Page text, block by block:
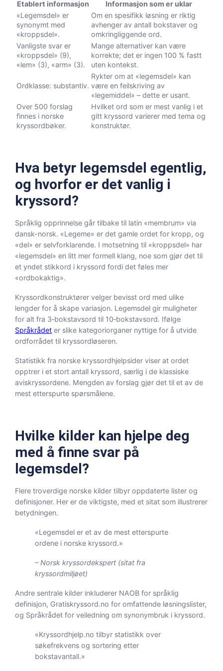
Etablert informasjon
Informasjon som er uklar
«Legemsdel» er
synonymt med
«kroppsdel».
Om en spesifikk løsning er riktig
avhenger av antall bokstaver og
omkringliggende ord.
Vanligste svar er
«kroppsdel» (9),
«lem» (3), «arm» (3).
Mange alternativer kan være
korrekte; det er ingen 100 % fastt
uten kontekst.
Ordklasse: substantiv.
Rykter om at «legemsdel» kan
være en feilskriving av
«legemiddel» – dette er usant.
Over 500 forslag
finnes i norske
kryssordbøker.
Hvilket ord som er mest vanlig i et
gitt kryssord varierer med tema og
konstruktør.
Hva betyr legemsdel egentlig,
og hvorfor er det vanlig i
kryssord?
Språklig opprinnelse går tilbake til latin «membrum» via
dansk-norsk. «Legeme» er det gamle ordet for kropp, og
«del» er selvforklarende. I motsetning til «kroppsdel» har
«legemsdel» en litt mer formell klang, noe som gjør det til
et yndet stikkord i kryssord fordi det føles mer
«ordbokaktig».
Kryssordkonstruktører velger bevisst ord med ulike
lengder for å skape variasjon. Legemsdel gir muligheter
for alt fra 3‑bokstavsord til 10‑bokstavsord. Ifølge
Språkrådet er slike kategoriorganer nyttige for å utvide
ordforrådet til kryssordløseren.
Statistikk fra norske kryssordhjelpsider viser at ordet
opptrer i et stort antall kryssord, særlig i de klassiske
aviskryssordene. Mengden av forslag gjør det til et av de
mest etterspurte spørsmålene.
Hvilke kilder kan hjelpe deg
med å finne svar på
legemsdel?
Flere troverdige norske kilder tilbyr oppdaterte lister og
definisjoner. Her er de viktigste, med et sitat som illustrerer
betydningen.
«Legemsdel er et av de mest etterspurte
ordene i norske kryssord.»
– Norsk kryssordekspert (sitat fra
kryssordmiljøet)
Andre sentrale kilder inkluderer NAOB for språklig
definisjon, Gratiskryssord.no for omfattende løsningslister,
og Språkrådet for veiledning om synonymbruk i kryssord.
«Kryssordhjelp.no tilbyr statistikk over
søkefrekvens og sortering etter
bokstavantall.»